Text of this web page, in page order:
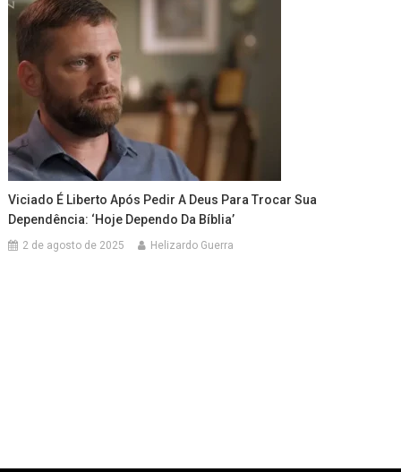
Viciado É Liberto Após Pedir A Deus Para Trocar Sua
Dependência: ‘Hoje Dependo Da Bíblia’
2 de agosto de 2025 Helizardo Guerra